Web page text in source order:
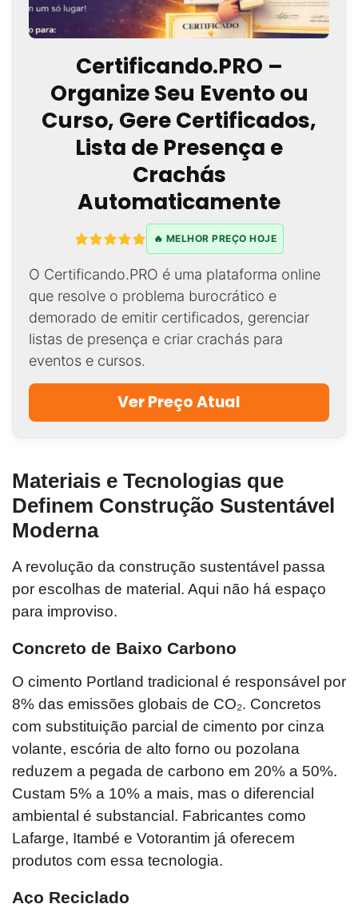
Certificando.PRO –
Organize Seu Evento ou
Curso, Gere Certificados,
Lista de Presença e
Crachás
Automaticamente
🔥 MELHOR PREÇO HOJE
O Certificando.PRO é uma plataforma online
que resolve o problema burocrático e
demorado de emitir certificados, gerenciar
listas de presença e criar crachás para
eventos e cursos.
Ver Preço Atual
Materiais e Tecnologias que
Definem Construção Sustentável
Moderna
A revolução da construção sustentável passa
por escolhas de material. Aqui não há espaço
para improviso.
Concreto de Baixo Carbono
O cimento Portland tradicional é responsável por
8% das emissões globais de CO₂. Concretos
com substituição parcial de cimento por cinza
volante, escória de alto forno ou pozolana
reduzem a pegada de carbono em 20% a 50%.
Custam 5% a 10% a mais, mas o diferencial
ambiental é substancial. Fabricantes como
Lafarge, Itambé e Votorantim já oferecem
produtos com essa tecnologia.
Aço Reciclado